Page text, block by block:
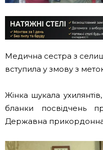
Медична сестра з
вступила у змову з
Жінка шукала
бланки посвідчень
Державна прикордонна